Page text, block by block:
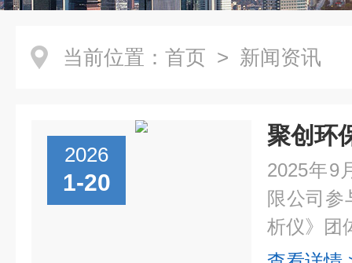
当前位置： 首页 > 新闻资讯
2026
1-20
2025年9
限公司参
析仪》团